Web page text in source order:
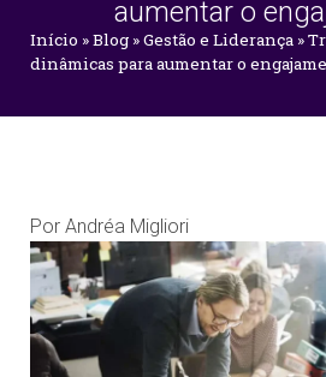
aumentar o
Início »Blog »Gestão e Liderança »
dinâmicas para aumentar o
Por Andréa Migliori